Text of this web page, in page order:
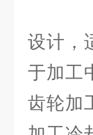
磁
设计，
于加工
齿轮加